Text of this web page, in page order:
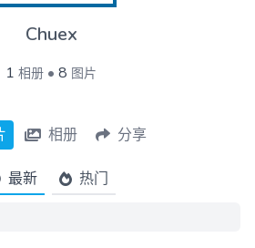
Chuex
1 相册 • 8 图片
相册 分享
最新 热门